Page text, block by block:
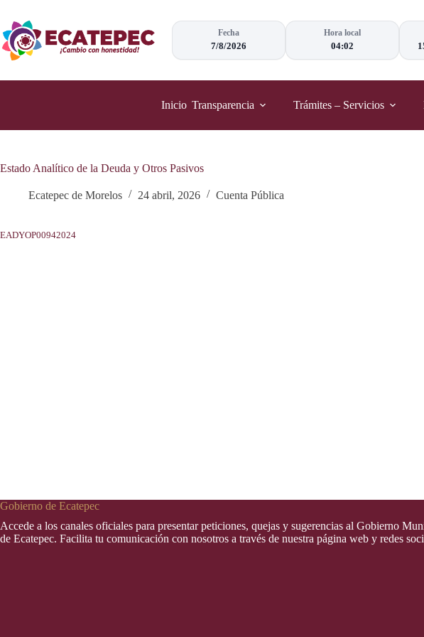
contenido
Fecha
7/8/2026
Hora local
04:02
Inicio Transparencia Trámites – Servicios
Estado Analítico de la Deuda y Otros Pasivos
Ecatepec de Morelos 24 abril, 2026 Cuenta Pública
EADYOP00942024
Gobierno de Ecatepec
Accede a los canales oficiales para presentar peticiones, quejas y sugerencias al Gobierno
de Ecatepec. Facilita tu comunicación con nosotros a través de nuestra página web y redes